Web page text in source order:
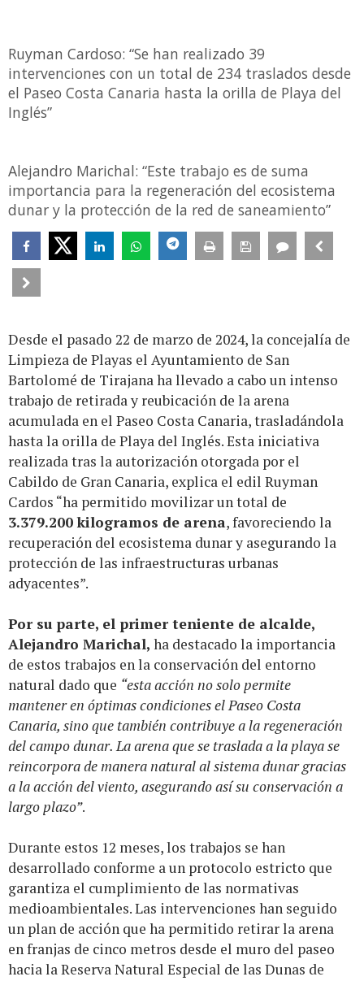
Ruyman Cardoso: “Se han realizado 39
intervenciones con un total de 234 traslados desde
el Paseo Costa Canaria hasta la orilla de Playa del
Inglés”
Alejandro Marichal: “Este trabajo es de suma
importancia para la regeneración del ecosistema
dunar y la protección de la red de saneamiento”
Desde el pasado 22 de marzo de 2024, la concejalía de
Limpieza de Playas el Ayuntamiento de San
Bartolomé de Tirajana ha llevado a cabo un intenso
trabajo de retirada y reubicación de la arena
acumulada en el Paseo Costa Canaria, trasladándola
hasta la orilla de Playa del Inglés. Esta iniciativa
realizada tras la autorización otorgada por el
Cabildo de Gran Canaria, explica el edil Ruyman
Cardos “ha permitido movilizar un total de
3.379.200 kilogramos de arena, favoreciendo la
recuperación del ecosistema dunar y asegurando la
protección de las infraestructuras urbanas
adyacentes”.
Por su parte, el primer teniente de alcalde,
Alejandro Marichal, ha destacado la importancia
de estos trabajos en la conservación del entorno
natural dado que “esta acción no solo permite
mantener en óptimas condiciones el Paseo Costa
Canaria, sino que también contribuye a la regeneración
del campo dunar. La arena que se traslada a la playa se
reincorpora de manera natural al sistema dunar gracias
a la acción del viento, asegurando así su conservación a
largo plazo”.
Durante estos 12 meses, los trabajos se han
desarrollado conforme a un protocolo estricto que
garantiza el cumplimiento de las normativas
medioambientales. Las intervenciones han seguido
un plan de acción que ha permitido retirar la arena
en franjas de cinco metros desde el muro del paseo
hacia la Reserva Natural Especial de las Dunas de